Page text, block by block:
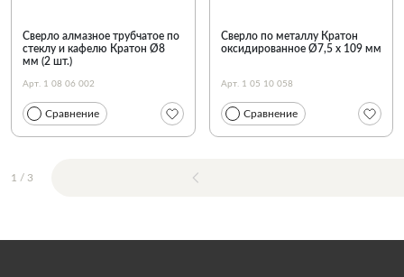
Сверло алмазное трубчатое по
стеклу и кафелю Кратон Ø8
мм (2 шт.)
Арт. 1 08 06 002
Сравнение
Сверло по металлу Кратон
оксидированное Ø7,5 х 109 мм
Арт. 1 05 10 058
Сравнение
1 / 3